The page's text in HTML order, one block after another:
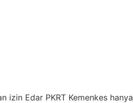
izin Edar PKRT Kemenkes hanya